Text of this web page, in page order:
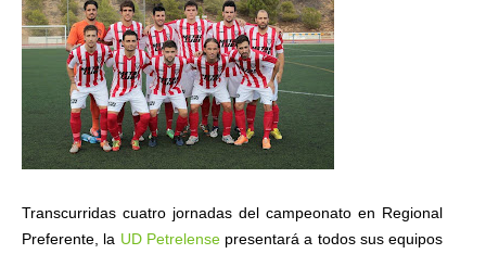
Transcurridas cuatro jornadas del campeonato en Regional
Preferente, la UD Petrelensepresentará a todos sus equipos